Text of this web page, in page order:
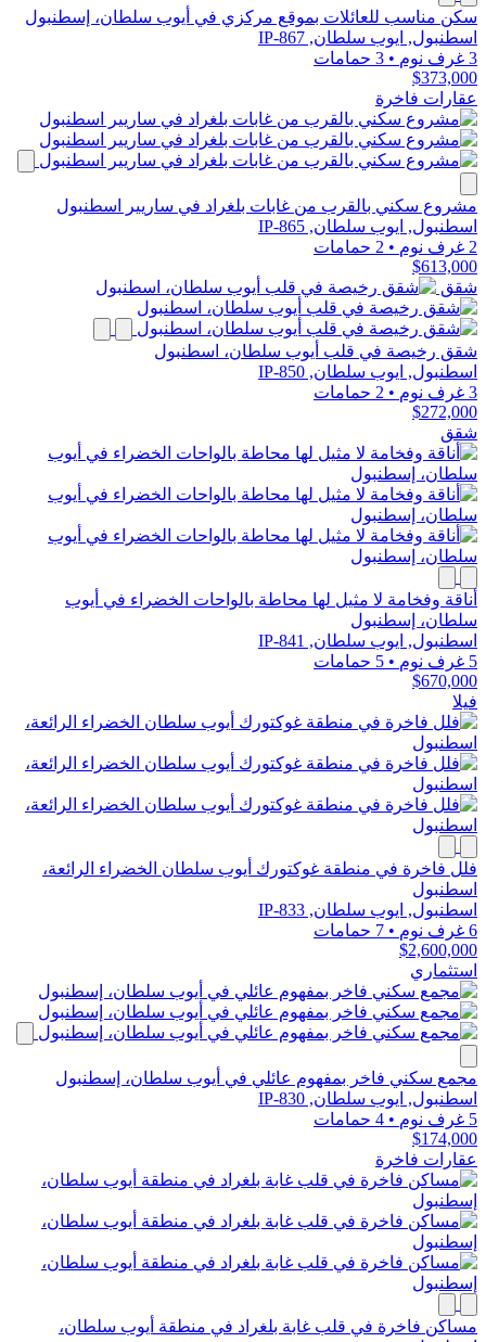
سكن مناسب للعائلات بموقع مركزي في أيوب سلطان، إسطنبول
اسطنبول, ايوب سلطان, IP-867
3 غرف نوم
• 3 حمامات
$373,000
عقارات فاخرة
مشروع سكني بالقرب من غابات بلغراد في ساريير اسطنبول
اسطنبول, ايوب سلطان, IP-865
2 غرف نوم
• 2 حمامات
$613,000
شقق
شقق رخيصة في قلب أيوب سلطان، اسطنبول
اسطنبول, ايوب سلطان, IP-850
3 غرف نوم
• 2 حمامات
$272,000
شقق
أناقة وفخامة لا مثيل لها محاطة بالواحات الخضراء في أيوب
سلطان، إسطنبول
اسطنبول, ايوب سلطان, IP-841
5 غرف نوم
• 5 حمامات
$670,000
فيلا
فلل فاخرة في منطقة غوكتورك أيوب سلطان الخضراء الرائعة،
اسطنبول
اسطنبول, ايوب سلطان, IP-833
6 غرف نوم
• 7 حمامات
$2,600,000
استثماري
مجمع سكني فاخر بمفهوم عائلي في أيوب سلطان، إسطنبول
اسطنبول, ايوب سلطان, IP-830
5 غرف نوم
• 4 حمامات
$174,000
عقارات فاخرة
مساكن فاخرة في قلب غابة بلغراد في منطقة أيوب سلطان،